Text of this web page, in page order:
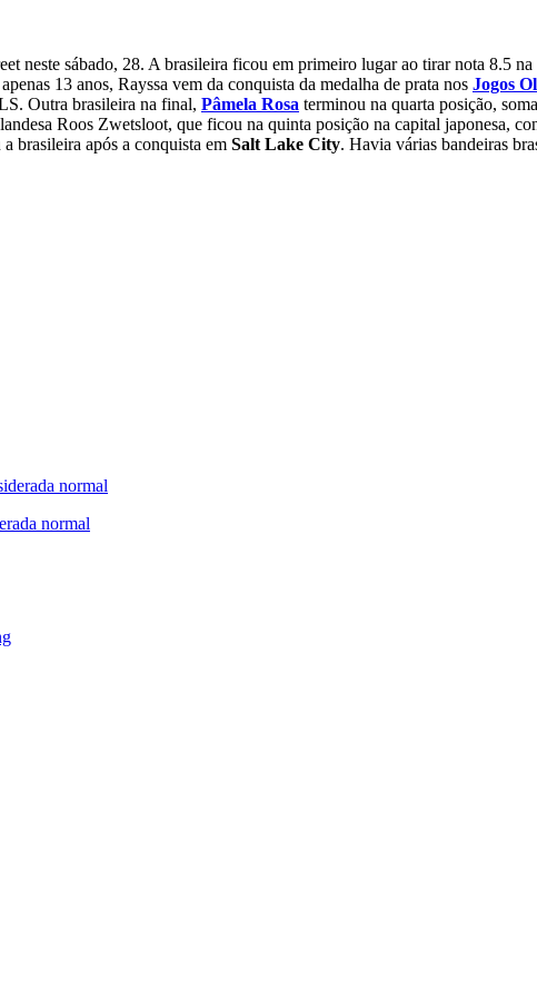
neste sábado, 28. A brasileira ficou em primeiro lugar ao tirar nota 8.5
13 anos, Rayssa vem da conquista da medalha de prata nos Jogos
Outra brasileira na final, Pâmela Rosa terminou na quarta posição,
Roos Zwetsloot, que ficou na quinta posição na capital japonesa,
brasileira após a conquista em Salt Lake City. Havia várias bandeiras
normal